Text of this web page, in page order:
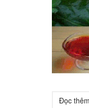
Đọc thêm